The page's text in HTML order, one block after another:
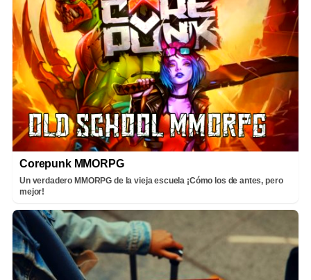
Corepunk MMORPG
Un verdadero MMORPG de la vieja escuela ¡Cómo los de antes, pero
mejor!